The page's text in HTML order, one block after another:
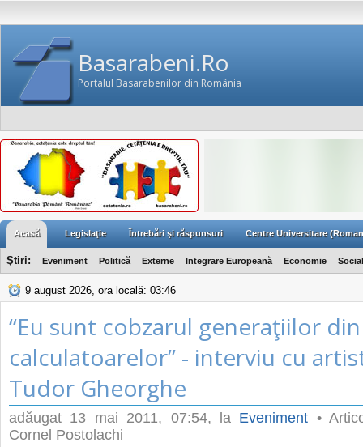
Basarabeni.Ro
Portalul Basarabenilor din România
Acasă Legislaţie Întrebări şi răspunsuri Centre Universitare
Ştiri: Eveniment Politică Externe Integrare Europeană Economie Social
9 august 2026, ora locală: 03:46
“Eu sunt cobzarul generaţiilor
calculatoarelor” - interviu cu
Tudor Gheorghe
adăugat 13 mai 2011, 07:54, la Eveniment •
Cornel Postolachi